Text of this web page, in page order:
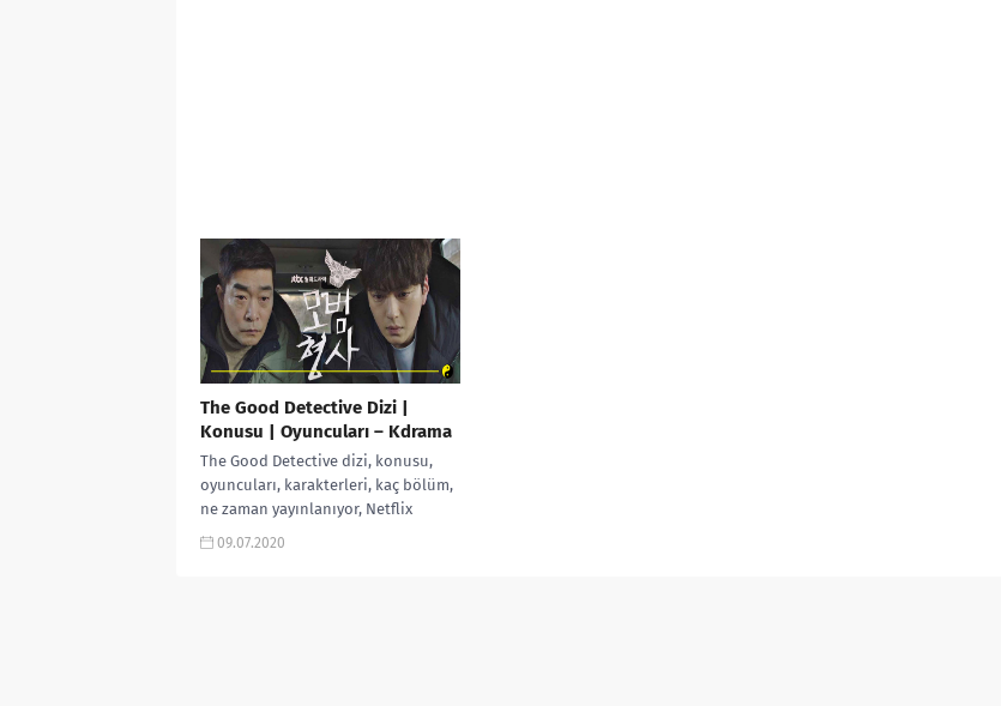
The Good Detective Dizi |
Konusu | Oyuncuları – Kdrama
The Good Detective dizi, konusu,
oyuncuları, karakterleri, kaç bölüm,
ne zaman yayınlanıyor, Netflix
dizileri, Kore dizileri, Kdrama 2020,
09.07.2020